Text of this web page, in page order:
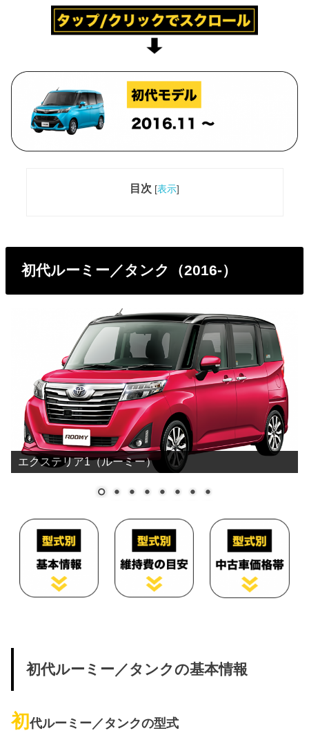
目次 [表示]
初代ルーミー／タンク（2016-）
エクステリア1（ルーミー）
初代ルーミー／タンクの基本情報
初代ルーミー／タンクの型式